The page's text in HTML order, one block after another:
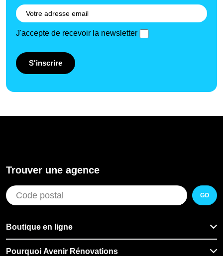
J'accepte de recevoir la newsletter
S'inscrire
Trouver une agence
GO
Boutique en ligne
Pourquoi Avenir Rénovations